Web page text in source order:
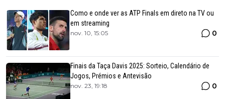
Como e onde ver as ATP Finals em direto na TV ou
em streaming
nov. 10, 15:05 0
Finais da Taça Davis 2025: Sorteio, Calendário de
Jogos, Prémios e Antevisão
nov. 23, 19:18 0